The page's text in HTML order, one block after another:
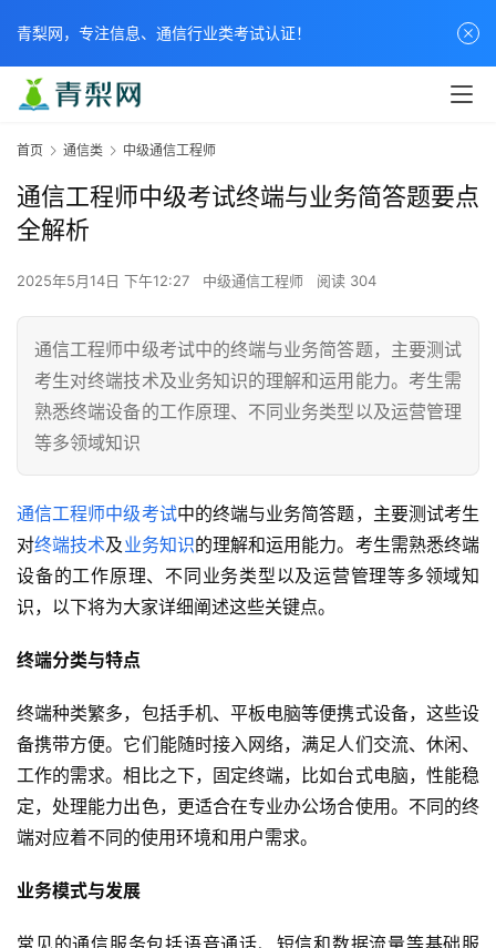
首页 通信类 中级通信工程师
通信工程师中级考试终端与业务简答题要点
全解析
2025年5月14日 下午12:27 中级通信工程师 阅读 304
通信工程师中级考试中的终端与业务简答题，主要测试
考生对终端技术及业务知识的理解和运用能力。考生需
熟悉终端设备的工作原理、不同业务类型以及运营管理
等多领域知识
通信工程师中级考试中的终端与业务简答题，主要测试考生
对终端技术及业务知识的理解和运用能力。考生需熟悉终端
设备的工作原理、不同业务类型以及运营管理等多领域知
识，以下将为大家详细阐述这些关键点。
终端分类与特点
终端种类繁多，包括手机、平板电脑等便携式设备，这些设
备携带方便。它们能随时接入网络，满足人们交流、休闲、
工作的需求。相比之下，固定终端，比如台式电脑，性能稳
定，处理能力出色，更适合在专业办公场合使用。不同的终
端对应着不同的使用环境和用户需求。
业务模式与发展
青梨网，专注信息、通信行业类考试认证！